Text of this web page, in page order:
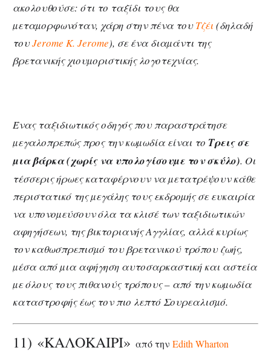
ακολουθούσε: ότι το ταξίδι τους θα
µεταµορφωνόταν, χάρη στην πένα τουΤζέι (δηλαδή
τουJerome K. Jerome), σε ένα διαµάντι της
βρετανικής χιουµοριστικής λογοτεχνίας.
Ένας ταξιδιωτικός οδηγός που παραστράτησε
µεγαλοπρεπώς προς την κωµωδία είναι το Τρεις σε
µια βάρκα (χωρίς να υπολογίσουµε τον σκύλο). Οι
τέσσερις ήρωες καταφέρνουν να µετατρέψουν κάθε
περιστατικό της µεγάλης τους εκδροµής σε ευκαιρία
να υπονοµεύσουν όλα τα κλισέ των ταξιδιωτικών
αφηγήσεων, της βικτοριανής Αγγλίας, αλλά κυρίως
τον καθωσπρεπισµό του βρετανικού τρόπου ζωής,
µέσα από µια αφήγηση αυτοσαρκαστική και αστεία
µε όλους τους πιθανούς τρόπους – από την κωµωδία
καταστροφής έως τον πιο λεπτό Σουρεαλισµό.
11) «ΚΑΛΟΚΑΙΡΙ» από την Edith Wharton